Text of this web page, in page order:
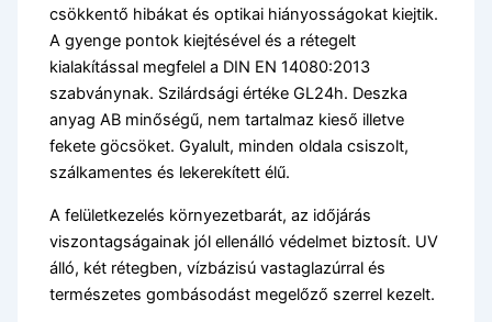
csökkentő hibákat és optikai hiányosságokat kiejtik.
A gyenge pontok kiejtésével és a rétegelt
kialakítással megfelel a DIN EN 14080:2013
szabványnak. Szilárdsági értéke GL24h. Deszka
anyag AB minőségű, nem tartalmaz kieső illetve
fekete göcsöket. Gyalult, minden oldala csiszolt,
szálkamentes és lekerekített élű.
A felületkezelés környezetbarát, az időjárás
viszontagságainak jól ellenálló védelmet biztosít. UV
álló, két rétegben, vízbázisú vastaglazúrral és
természetes gombásodást megelőző szerrel kezelt.